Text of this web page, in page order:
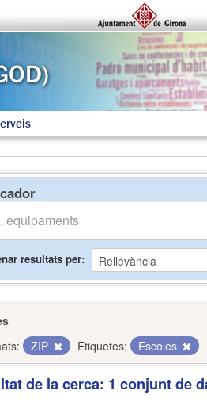
resultats per
ZIP Etiquetes: Escoles
de la cerca: 1 conjunt de